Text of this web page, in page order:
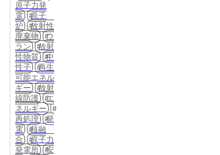
原子力発
電
原子
炉
放射性
廃棄物
ウ
ラン
放射
性物質
中
性子
再生
可能エネル
ギー
放射
線防護
エ
ネルギー
再処理
発
電
核融
合
原子力
発電所
安